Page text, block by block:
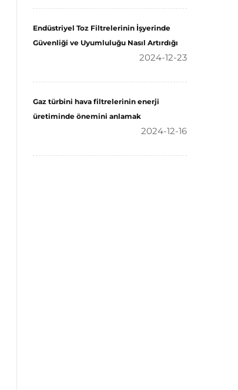
Endüstriyel Toz Filtrelerinin İşyerinde
Güvenliği ve Uyumluluğu Nasıl Artırdığı
2024-12-23
Gaz türbini hava filtrelerinin enerji
üretiminde önemini anlamak
2024-12-16